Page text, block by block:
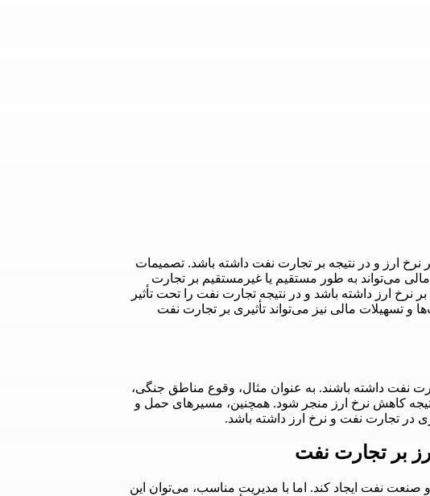
نرخ ارز و در نتیجه بر تجارت نفت داشته باشد. تصمیمات
می‌تواند به طور مستقیم یا غیرمستقیم بر تجارت
بر نرخ ارز داشته باشد و در نتیجه تجارت نفت را تحت تأثیر
و تسهیلات مالی نیز می‌تواند تأثیری بر تجارت نفت
نفت داشته باشند. به عنوان مثال، وقوع مناطق جنگی،
کاهش نرخ ارز منجر شود. همچنین، مسیرهای حمل و
در تجارت نفت و نرخ ارز داشته باشد.
بر تجارت نفت
صنعت نفت ایجاد کند. اما با مدیریت مناسب، می‌توان این